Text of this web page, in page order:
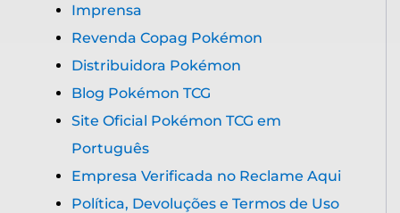
Imprensa
Revenda Copag Pokémon
Distribuidora Pokémon
Blog Pokémon TCG
Site Oficial Pokémon TCG em
Português
Empresa Verificada no Reclame Aqui
Política, Devoluções e Termos de Uso